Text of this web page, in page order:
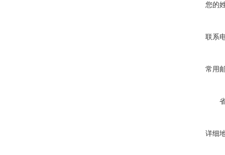
您的
联系
常用
详细